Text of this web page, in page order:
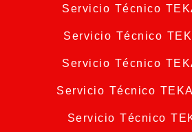
Servicio Técnico
Servicio Técnico
Servicio Técnico
Servicio Técnico
Servicio Técnico